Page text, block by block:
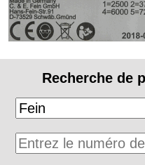
Recherche de